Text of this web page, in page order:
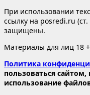
При использовании
ссылку на posredi.ru
защищены.
Материалы для лиц 18
Политика
пользоваться сайтом,
использование